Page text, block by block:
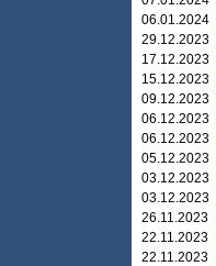
06.01.2024
29.12.2023
17.12.2023
15.12.2023
09.12.2023
06.12.2023
06.12.2023
05.12.2023
03.12.2023
03.12.2023
26.11.2023
22.11.2023
22.11.2023